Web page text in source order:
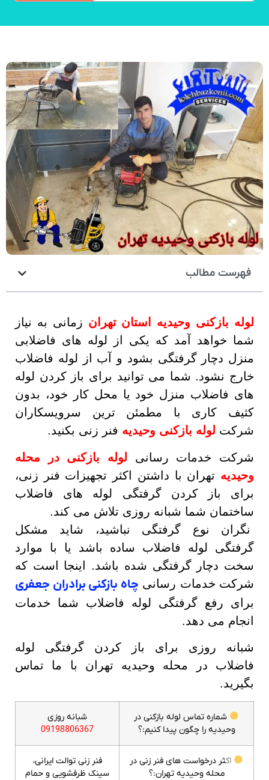
فهرست مطالب
لوله بازکنی وحیدیه استان تهران زمانی به نیاز
شما خواهد آمد که یکی از لوله های فاضلابی
منزل دچار گرفتگی بشود و آب از لوله فاضلاب
خارج نشود. شما می توانید برای باز کردن لوله
های فاضلاب منزل خود یا محل کار خود، بدون
کثیف کاری با مطمئن ترین سرویسکاران
شرکت لوله بازکنی وحیدیه فنر زنی بکنید.
شرکت خدمات رسانی لوله بازکنی در محله
وحیدیه تهران با داشتن اکثر تجهیزات فنر زنی،
برای باز کردن گرفتگی لوله های فاضلاب
ساختمان شما شبانه روزی تلاش می کند.
نگران نوع گرفتگی نباشید، شاید مشکل
گرفتگی لوله فاضلاب ساده باشد یا با موارد
سخت دچار گرفتگی شده باشد. اینجا است که
شرکت خدمات رسانی چاه بازکنی برادران جعفری
برای رفع گرفتگی لوله فاضلاب شما خدمات
انجام می دهد.
شبانه روزی برای باز کردن گرفتگی لوله
فاضلاب در محله وحیدیه تهران با ما تماس
بگیرید.
شماره تماس لوله بازکنی در
وحیدیه را چگون پیدا کنیم:؟
شبانه روزی
09198806367
اکثر درخواست های فنر زنی در
محله وحیدیه تهران:؟
فنر زنی توالت ایرانی،
سینک ظرفشویی و حمام